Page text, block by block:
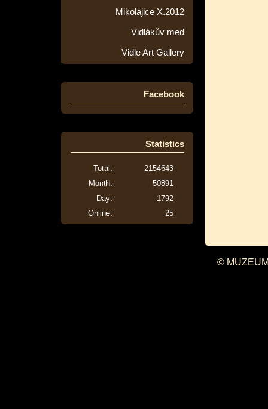
Mikolajice X.2012
Vidlákův med
Vidle Art Gallery
Facebook
Statistics
Online: 25
Total:
2154643
Month:
50891
Day:
1792
©